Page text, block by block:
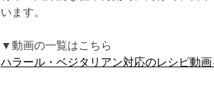
います。
▼動画の一覧はこちら
ハラール・ベジタリアン対応のレシピ動